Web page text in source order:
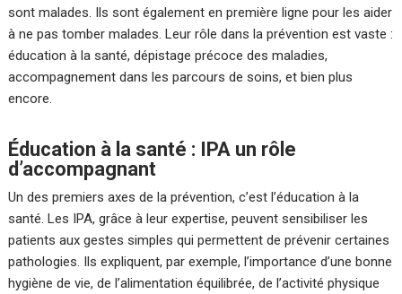
sont malades. Ils sont également en première ligne pour les aider
à ne pas tomber malades. Leur rôle dans la prévention est vaste :
éducation à la santé, dépistage précoce des maladies,
accompagnement dans les parcours de soins, et bien plus
encore.
Éducation à la santé : IPA un rôle
d’accompagnant
Un des premiers axes de la prévention, c’est l’éducation à la
santé. Les IPA, grâce à leur expertise, peuvent sensibiliser les
patients aux gestes simples qui permettent de prévenir certaines
pathologies. Ils expliquent, par exemple, l’importance d’une bonne
hygiène de vie, de l’alimentation équilibrée, de l’activité physique